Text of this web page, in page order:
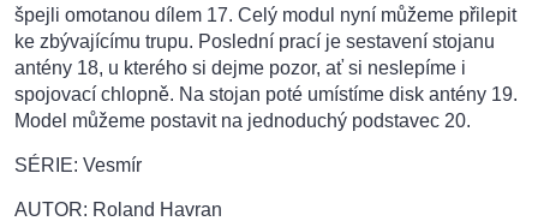
špejli omotanou dílem 17. Celý modul nyní můžeme přilepit
ke zbývajícímu trupu. Poslední prací je sestavení stojanu
antény 18, u kterého si dejme pozor, ať si neslepíme i
spojovací chlopně. Na stojan poté umístíme disk antény 19.
Model můžeme postavit na jednoduchý podstavec 20.
SÉRIE: Vesmír
AUTOR: Roland Havran